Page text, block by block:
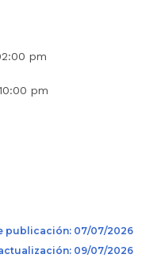
pm
pm
publicación: 07/07/2026
09/07/2026